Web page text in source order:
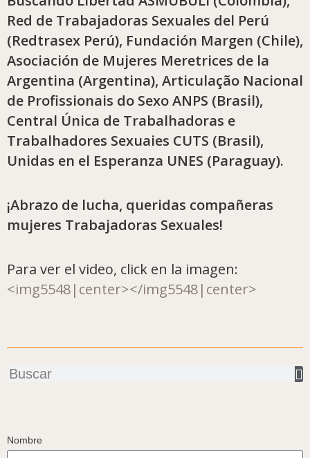
Red de Trabajadoras Sexuales del Perú
(Redtrasex Perú), Fundación Margen (Chile),
Asociación de Mujeres Meretrices de la
Argentina (Argentina), Articulação Nacional
de Profissionais do Sexo ANPS (Brasil),
Central Única de Trabalhadoras e
Trabalhadores Sexuaies CUTS (Brasil),
Unidas en el Esperanza UNES (Paraguay).
¡Abrazo de lucha, queridas compañeras
mujeres Trabajadoras Sexuales!
Para ver el video, click en la imagen:
<img5548|center></img5548|center>
Buscar
Nombre